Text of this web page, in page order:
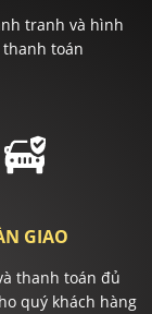
tranh và hình
toán
GIAO
thanh toán đủ
quý khách hàng